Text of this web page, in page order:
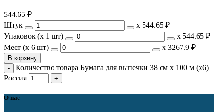
544.65 ₽
Штук
х 544.65 ₽
Упаковок (x 1 шт)
х 544.65 ₽
Мест (x 6 шт)
х 3267.9 ₽
В корзину
Количество товара Бумага для выпечки 38 см х 100 м (х6)
Россия
О нас